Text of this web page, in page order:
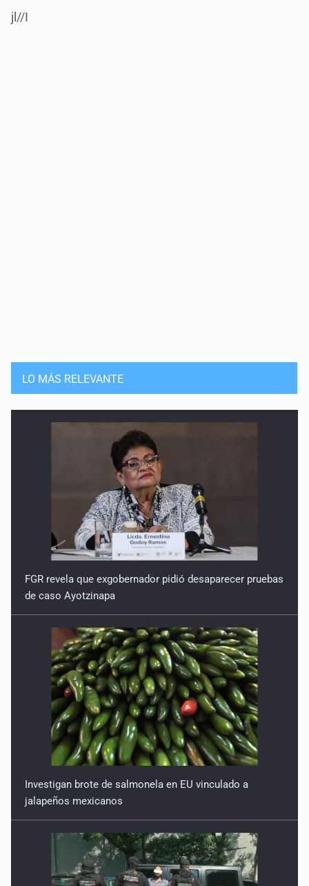
jl//I
LO MÁS RELEVANTE
FGR revela que exgobernador pidió desaparecer pruebas
de caso Ayotzinapa
Investigan brote de salmonela en EU vinculado a
jalapeños mexicanos